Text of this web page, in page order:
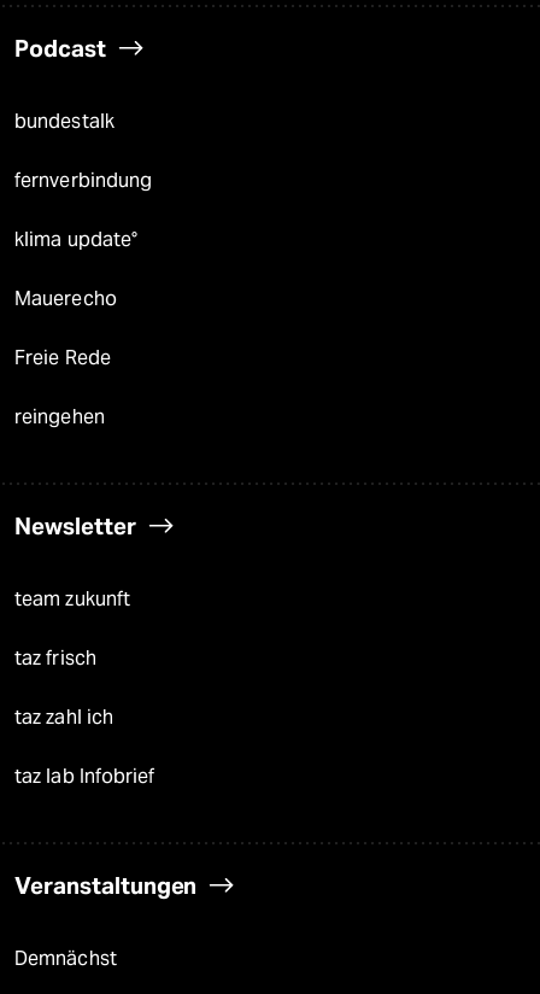
Podcast
bundestalk
fernverbindung
klima update°
Mauerecho
Freie Rede
reingehen
Newsletter
team zukunft
taz frisch
taz zahl ich
taz lab Infobrief
Veranstaltungen
Demnächst